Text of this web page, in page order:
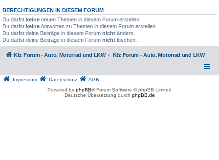
BERECHTIGUNGEN IN DIESEM FORUM
Du darfst keine neuen Themen in diesem Forum erstellen.
Du darfst keineAntworten zu Themen in diesem Forum erstellen.
Du darfst deine Beiträge in diesem Forum nicht ändern.
Du darfst deine Beiträge in diesem Forum nicht löschen.
Kfz Forum - Auto, Motorrad und LKW Kfz Forum - Auto, Motorrad und LKW
Impressum Datenschutz
AGB
Powered by phpBB® Forum Software © phpBB Limited
Deutsche Übersetzung durch phpBB.de